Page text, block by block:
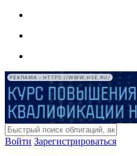
РЕКЛАМА • HTTPS://WWW.HSE.RU/
Войти Зарегистрироваться